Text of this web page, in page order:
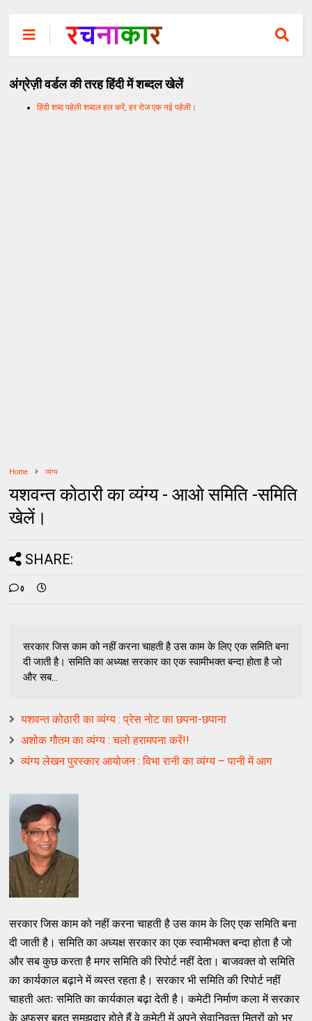
अंग्रेज़ी वर्डल की तरह हिंदी में शब्दल खेलें
हिंदी शब्द पहेली शब्दल हल करें, हर रोज एक नई पहेली।
Home व्यंग्य
यशवन्‍त कोठारी का व्यंग्य - आओ समिति -समिति
खेलें।
SHARE:
0
सरकार जिस काम को नहीं करना चाहती है उस काम के लिए एक समिति बना
दी जाती है। समिति का अध्‍यक्ष सरकार का एक स्वामीभक्त बन्‍दा होता है जो
और सब...
यशवन्त कोठारी का व्यंग्य : प्रेस नोट का छपना-छपाना
अशोक गौतम का व्यंग्य : चलो हरामपना करें!!
व्यंग्य लेखन पुरस्कार आयोजन : विभा रानी का व्यंग्य – पानी में आग
सरकार जिस काम को नहीं करना चाहती है उस काम के लिए एक समिति बना
दी जाती है। समिति का अध्‍यक्ष सरकार का एक स्वामीभक्त बन्‍दा होता है जो
और सब कुछ करता है मगर समिति की रिपोर्ट नहीं देता। बाजवक्‍त वो समिति
का कार्यकाल बढ़ाने में व्‍यस्‍त रहता है। सरकार भी समिति की रिपोर्ट नहीं
चाहती अतः समिति का कार्यकाल बढ़ा देती है। कमेटी निर्माण कला में सरकार
के अफसर बहुत समझदार होते हैं वे कमेटी में अपने सेवानिवृत्‍त मित्रों को भर